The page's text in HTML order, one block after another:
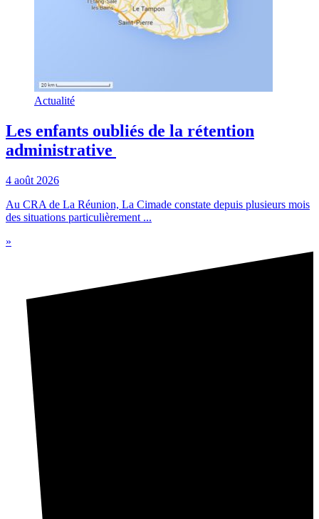
Actualité
Les enfants oubliés de la rétention
administrative
4 août 2026
Au CRA de La Réunion, La Cimade constate depuis plusieurs mois
des situations particulièrement ...
»